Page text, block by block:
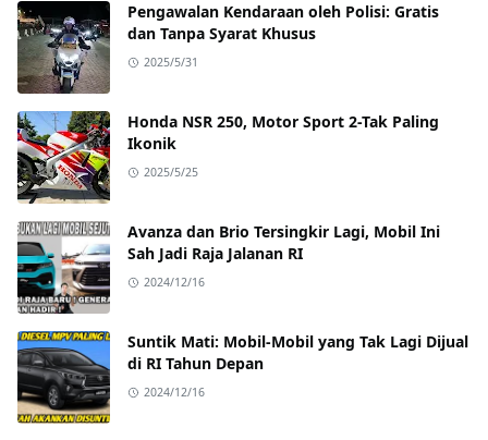
Pengawalan Kendaraan oleh Polisi: Gratis
dan Tanpa Syarat Khusus
2025/5/31
Honda NSR 250, Motor Sport 2-Tak Paling
Ikonik
2025/5/25
Avanza dan Brio Tersingkir Lagi, Mobil Ini
Sah Jadi Raja Jalanan RI
2024/12/16
Suntik Mati: Mobil-Mobil yang Tak Lagi Dijual
di RI Tahun Depan
2024/12/16